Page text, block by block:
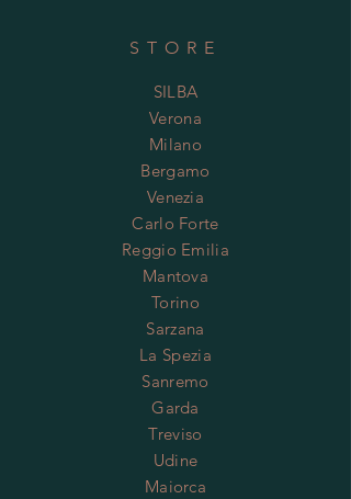
STORE
SILBA
Verona
Milano
Bergamo
Venezia
Carlo Forte
Reggio Emilia
Mantova
Torino
Sarzana
La Spezia
Sanremo
Garda
Treviso
Udine
Maiorca